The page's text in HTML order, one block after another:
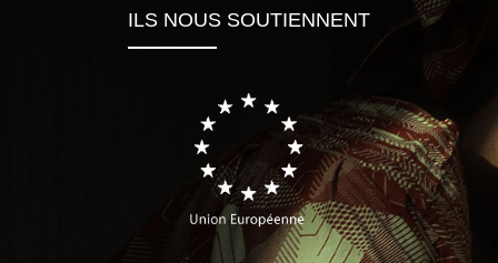
ILS NOUS SOUTIENNENT